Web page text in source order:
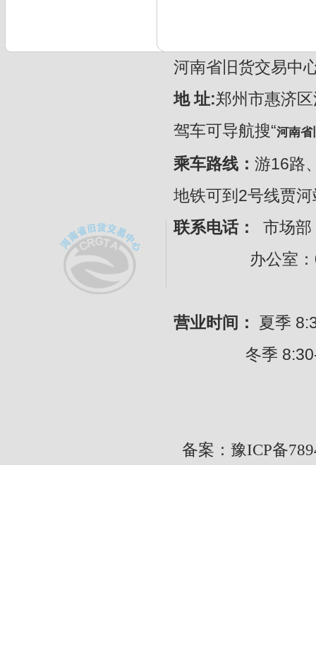
河南省旧货交易中
地 址:郑州市惠济
驾车可导航搜“河南省
乘车路线： 游16路
地铁可到2号线贾
联系电话： 市场
办公室：
营业时间：
夏季
冬季 8:30---
备案：豫ICP备